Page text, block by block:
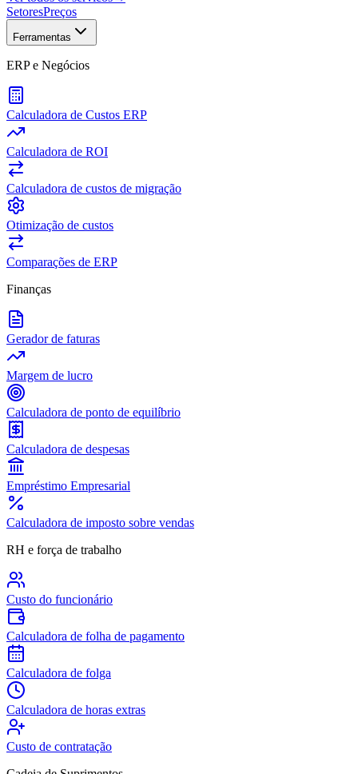
SetoresPreços
Ferramentas
ERP e Negócios
Calculadora de Custos ERP
Calculadora de ROI
Calculadora de custos de migração
Otimização de custos
Comparações de ERP
Finanças
Gerador de faturas
Margem de lucro
Calculadora de ponto de equilíbrio
Calculadora de despesas
Empréstimo Empresarial
Calculadora de imposto sobre vendas
RH e força de trabalho
Custo do funcionário
Calculadora de folha de pagamento
Calculadora de folga
Calculadora de horas extras
Custo de contratação